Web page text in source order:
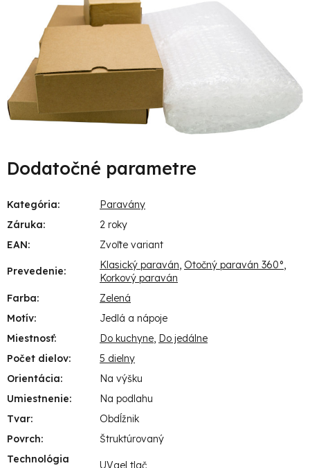
Dodatočné parametre
Kategória:
Paravány
Záruka:
2 roky
EAN: Zvoľte variant
Prevedenie: Klasický paraván, Otočný paraván 360°,
Korkový paraván
Farba:
Zelená
Motív:
Jedlá a nápoje
Miestnosť: Do kuchyne, Do jedálne
Počet dielov:
5 dielny
Orientácia:
Na výšku
Umiestnenie:
Na podlahu
Tvar:
Obdĺžnik
Povrch:
Štruktúrovaný
Technológia
UVgel tlač